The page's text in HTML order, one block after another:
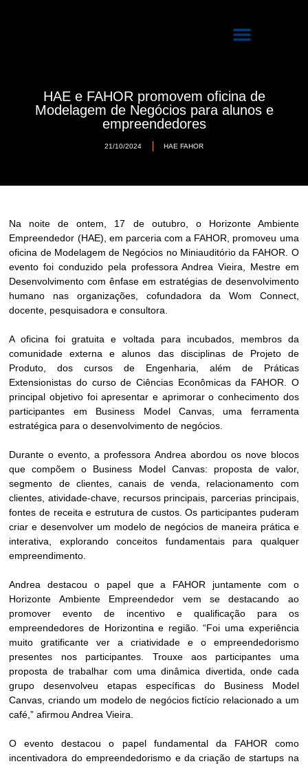
HAE e FAHOR promovem oficina de
Modelagem de Negócios para alunos e
empreendedores
21/10/2024 HAE FAHOR
Na noite de ontem, 17 de outubro, o Horizonte Ambiente
Empreendedor (HAE), em parceria com a FAHOR, promoveu uma
oficina de Modelagem de Negócios no Miniauditório da FAHOR. O
evento foi conduzido pela professora Andrea Vieira, Mestre em
Desenvolvimento com ênfase em estratégias de desenvolvimento
humano nas organizações, cofundadora da Wom Connect,
docente, pesquisadora e consultora.
A oficina foi gratuita e voltada para incubados, membros da
comunidade externa e alunos das disciplinas de Projeto de
Produto, dos cursos de Engenharia, além de Práticas
Extensionistas do curso de Ciências Econômicas da FAHOR. O
principal objetivo foi apresentar e aprimorar o conhecimento dos
participantes em Business Model Canvas, uma ferramenta
estratégica para o desenvolvimento de negócios.
Durante o evento, a professora Andrea abordou os nove blocos
que compõem o Business Model Canvas: proposta de valor,
segmento de clientes, canais de venda, relacionamento com
clientes, atividade-chave, recursos principais, parcerias principais,
fontes de receita e estrutura de custos. Os participantes puderam
criar e desenvolver um modelo de negócios de maneira prática e
interativa, explorando conceitos fundamentais para qualquer
empreendimento.
Andrea destacou o papel que a FAHOR juntamente com o
Horizonte Ambiente Empreendedor vem se destacando ao
promover evento de incentivo e qualificação para os
empreendedores de Horizontina e região. “Foi uma experiência
muito gratificante ver a criatividade e o empreendedorismo
presentes nos participantes. Trouxe aos participantes uma
proposta de trabalhar com uma dinâmica divertida, onde cada
grupo desenvolveu etapas específicas do Business Model
Canvas, criando um modelo de negócios fictício relacionado a um
café,” afirmou Andrea Vieira.
O evento destacou o papel fundamental da FAHOR como
incentivadora do empreendedorismo e da criação de startups na